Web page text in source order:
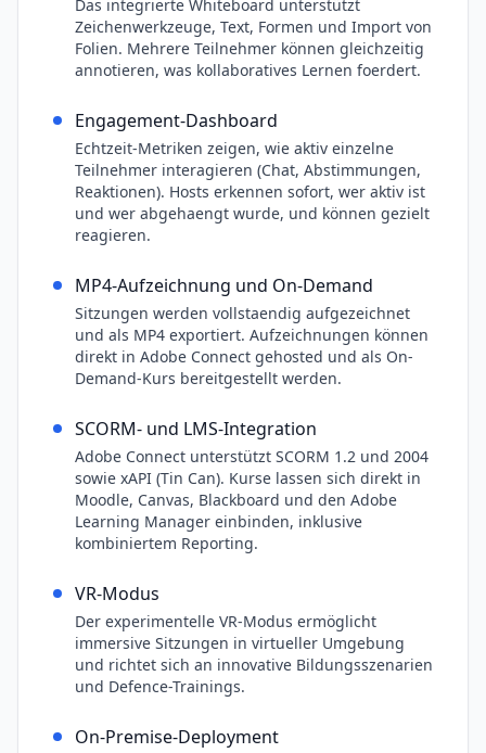
Das integrierte Whiteboard unterstützt
Zeichenwerkzeuge, Text, Formen und Import von
Folien. Mehrere Teilnehmer können gleichzeitig
annotieren, was kollaboratives Lernen foerdert.
Engagement-Dashboard
Echtzeit-Metriken zeigen, wie aktiv einzelne
Teilnehmer interagieren (Chat, Abstimmungen,
Reaktionen). Hosts erkennen sofort, wer aktiv ist
und wer abgehaengt wurde, und können gezielt
reagieren.
MP4-Aufzeichnung und On-Demand
Sitzungen werden vollstaendig aufgezeichnet
und als MP4 exportiert. Aufzeichnungen können
direkt in Adobe Connect gehosted und als On-
Demand-Kurs bereitgestellt werden.
SCORM- und LMS-Integration
Adobe Connect unterstützt SCORM 1.2 und 2004
sowie xAPI (Tin Can). Kurse lassen sich direkt in
Moodle, Canvas, Blackboard und den Adobe
Learning Manager einbinden, inklusive
kombiniertem Reporting.
VR-Modus
Der experimentelle VR-Modus ermöglicht
immersive Sitzungen in virtueller Umgebung
und richtet sich an innovative Bildungsszenarien
und Defence-Trainings.
On-Premise-Deployment